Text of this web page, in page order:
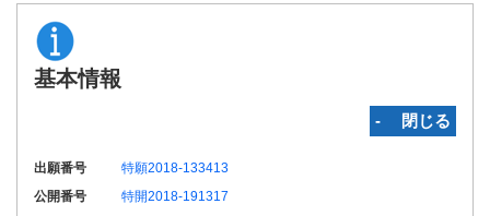
基本情報
‐ 閉じる
出願番号
特願2018-133413
公開番号
特開2018-191317